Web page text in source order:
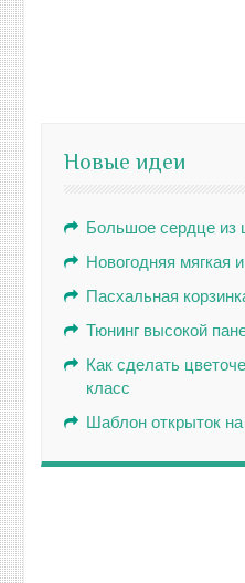
Новые идеи
Большое сердце из
Новогодняя мягкая
Пасхальная
Тюнинг высокой
Как сделать
класс
Шаблон открыток